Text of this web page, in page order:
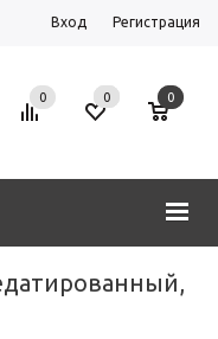
Вход Регистрация
0 0 0